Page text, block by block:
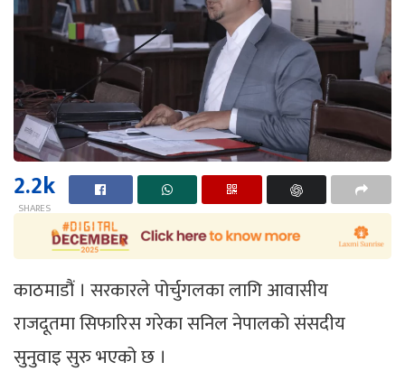
2.2k
SHARES
काठमाडौं । सरकारले पोर्चुगलका लागि आवासीय
राजदूतमा सिफारिस गरेका सनिल नेपालको संसदीय
सुनुवाइ सुरु भएको छ ।